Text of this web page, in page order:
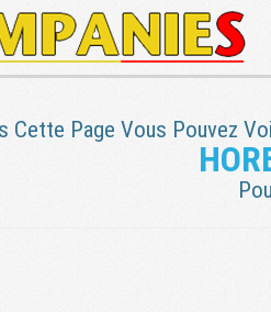
Cette Page Vous Pouvez